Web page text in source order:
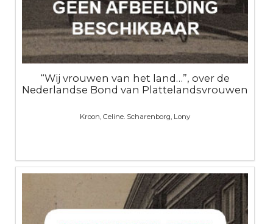
“Wij vrouwen van het land…”, over de
Nederlandse Bond van Plattelandsvrouwen
Kroon, Celine. Scharenborg, Lony